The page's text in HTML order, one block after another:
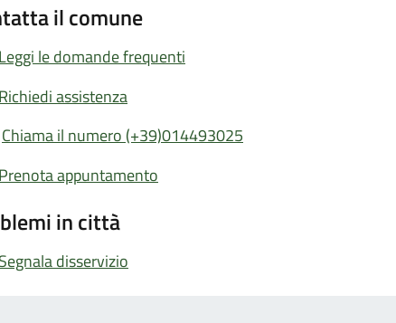
il comune
Leggi le domande frequenti
Richiedi assistenza
Chiama il numero (+39)014493025
Prenota appuntamento
in città
Segnala disservizio